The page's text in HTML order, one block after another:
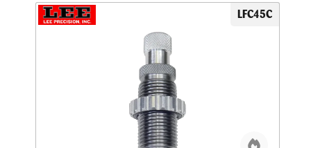
zusätzlicher Hartmetall-Kalibrierring glättet anschließend
aufgeworfenes Material. Der Geschosssitz ist deutlich fester,
als bei anderen Crimpmatrizen. Selbst bei stärksten
Magnum-Revolverladungen werden die Geschosse sicher in
LFC45C